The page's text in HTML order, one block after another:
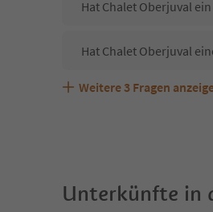
Hat Chalet Oberjuval
Hat Chalet Oberjuval
Sind Haustiere in der
Welche Services bietet
Weitere 3 Fragen
Unterkünfte in